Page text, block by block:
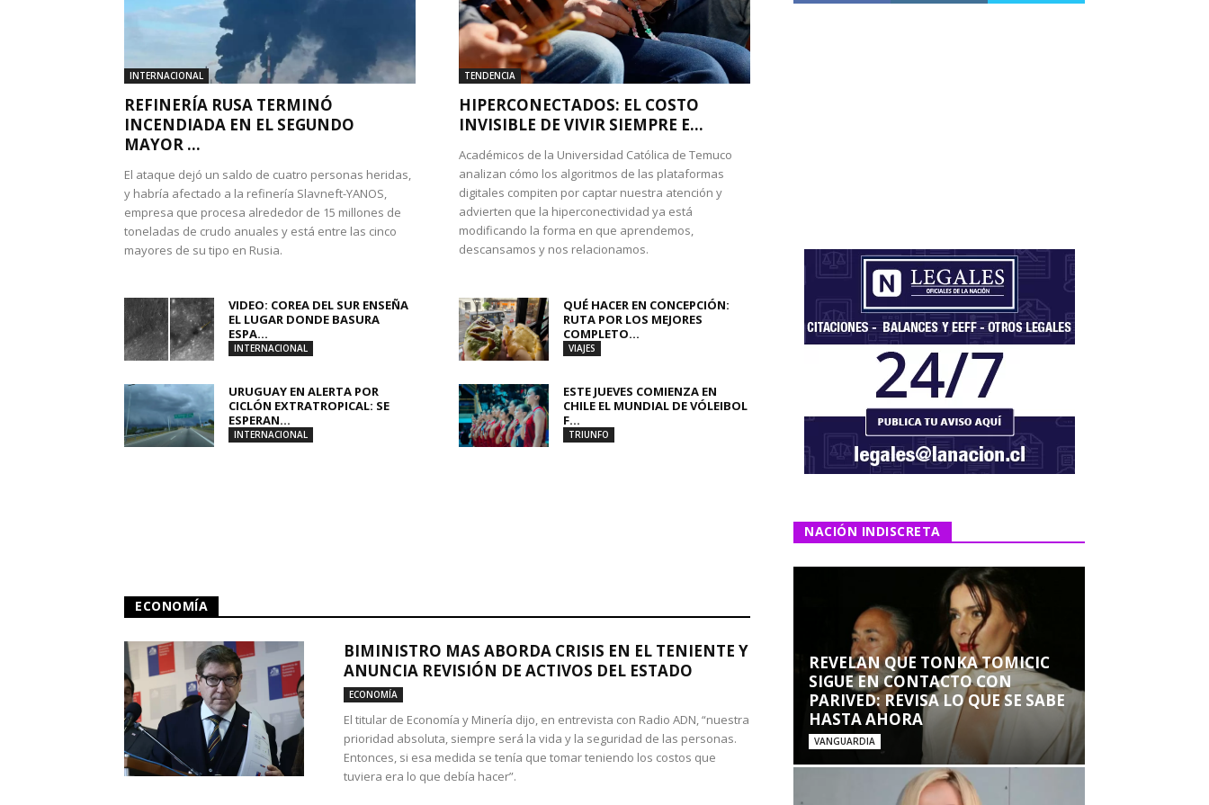
INTERNACIONAL
REFINERÍA RUSA TERMINÓ
INCENDIADA EN EL SEGUNDO
MAYOR ...
El ataque dejó un saldo de cuatro personas heridas,
y habría afectado a la refinería Slavneft-YANOS,
empresa que procesa alrededor de 15 millones de
toneladas de crudo anuales y está entre las cinco
mayores de su tipo en Rusia.
TENDENCIA
HIPERCONECTADOS: EL COSTO
INVISIBLE DE VIVIR SIEMPRE E...
Académicos de la Universidad Católica de Temuco
analizan cómo los algoritmos de las plataformas
digitales compiten por captar nuestra atención y
advierten que la hiperconectividad ya está
modificando la forma en que aprendemos,
descansamos y nos relacionamos.
VIDEO: COREA DEL SUR ENSEÑA
EL LUGAR DONDE BASURA
ESPA...
INTERNACIONAL
QUÉ HACER EN CONCEPCIÓN:
RUTA POR LOS MEJORES
COMPLETO...
VIAJES
URUGUAY EN ALERTA POR
CICLÓN EXTRATROPICAL: SE
ESPERAN...
INTERNACIONAL
ESTE JUEVES COMIENZA EN
CHILE EL MUNDIAL DE VÓLEIBOL
F...
TRIUNFO
ECONOMÍA
BIMINISTRO MAS ABORDA CRISIS EN EL TENIENTE Y
ANUNCIA REVISIÓN DE ACTIVOS DEL ESTADO
ECONOMÍA
El titular de Economía y Minería dijo, en entrevista con Radio ADN, “nuestra
prioridad absoluta, siempre será la vida y la seguridad de las personas.
Entonces, si esa medida se tenía que tomar teniendo los costos que
tuviera era lo que debía hacer”.
NACIÓN INDISCRETA
REVELAN QUE TONKA TOMICIC
SIGUE EN CONTACTO CON
PARIVED: REVISA LO QUE SE SABE
HASTA AHORA
VANGUARDIA